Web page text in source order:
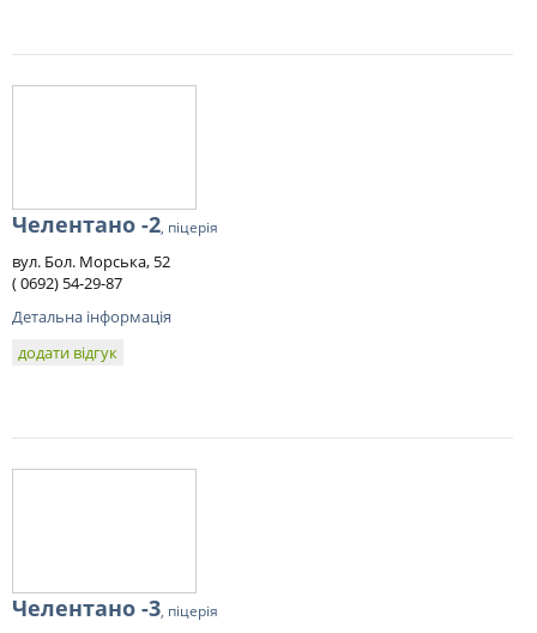
Челентано -2, піцерія
вул. Бол. Морська, 52
( 0692) 54-29-87
Детальна інформація
додати відгук
Челентано -3, піцерія